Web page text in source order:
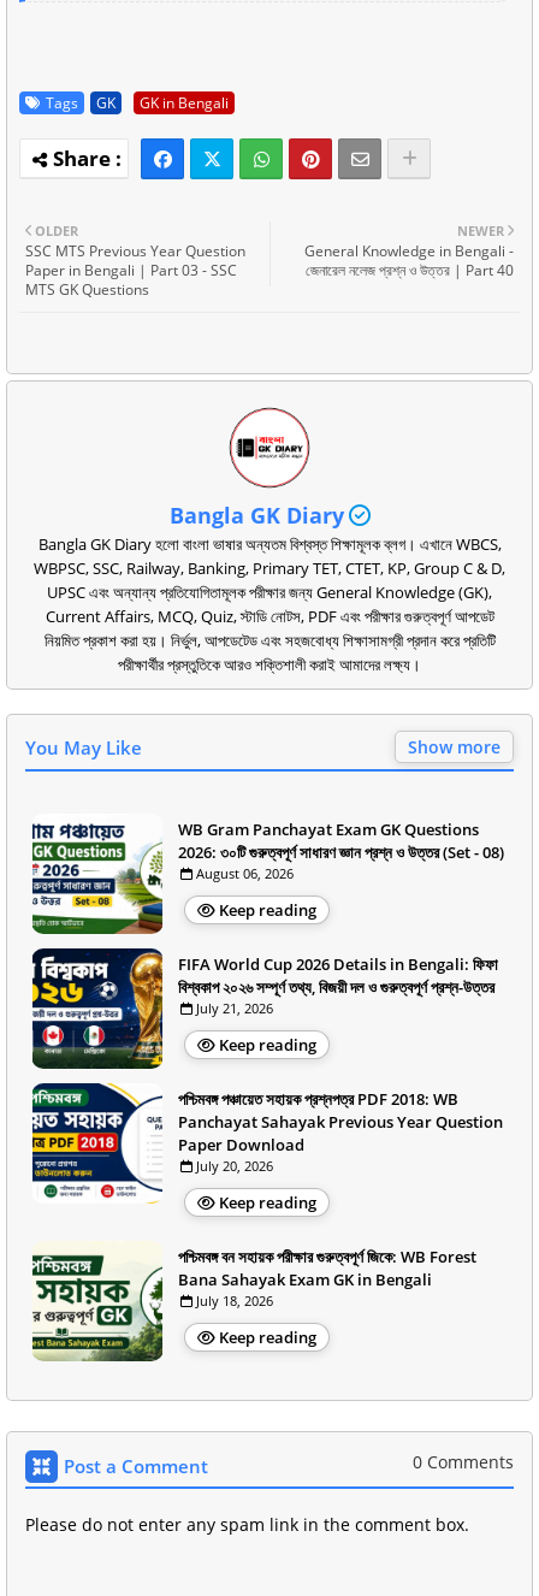
Tags GK GK in Bengali
NEWER
General Knowledge in Bengali -
জেনারেল নলেজ প্রশ্ন ও উত্তর | Part 40
OLDER
SSC MTS Previous Year Question
Paper in Bengali | Part 03 - SSC
MTS GK Questions
Bangla GK Diary
Bangla GK Diary হলো বাংলা ভাষার অন্যতম বিশ্বস্ত শিক্ষামূলক ব্লগ। এখানে WBCS,
WBPSC, SSC, Railway, Banking, Primary TET, CTET, KP, Group C & D,
UPSC এবং অন্যান্য প্রতিযোগিতামূলক পরীক্ষার জন্য General Knowledge (GK),
Current Affairs, MCQ, Quiz, স্টাডি নোটস, PDF এবং পরীক্ষার গুরুত্বপূর্ণ আপডেট
নিয়মিত প্রকাশ করা হয়। নির্ভুল, আপডেটেড এবং সহজবোধ্য শিক্ষাসামগ্রী প্রদান করে প্রতিটি
পরীক্ষার্থীর প্রস্তুতিকে আরও শক্তিশালী করাই আমাদের লক্ষ্য।
You May Like Show more
WB Gram Panchayat Exam GK Questions
2026: ৩০টি গুরুত্বপূর্ণ সাধারণ জ্ঞান প্রশ্ন ও উত্তর (Set - 08)
August 06, 2026
Keep reading
FIFA World Cup 2026 Details in Bengali: ফিফা
বিশ্বকাপ ২০২৬ সম্পূর্ণ তথ্য, বিজয়ী দল ও গুরুত্বপূর্ণ প্রশ্ন-উত্তর
July 21, 2026
Keep reading
পশ্চিমবঙ্গ পঞ্চায়েত সহায়ক প্রশ্নপত্র PDF 2018: WB
Panchayat Sahayak Previous Year Question
Paper Download
July 20, 2026
Keep reading
পশ্চিমবঙ্গ বন সহায়ক পরীক্ষার গুরুত্বপূর্ণ জিকে: WB Forest
Bana Sahayak Exam GK in Bengali
July 18, 2026
Keep reading
Post a Comment 0 Comments
Please do not enter any spam link in the comment box.